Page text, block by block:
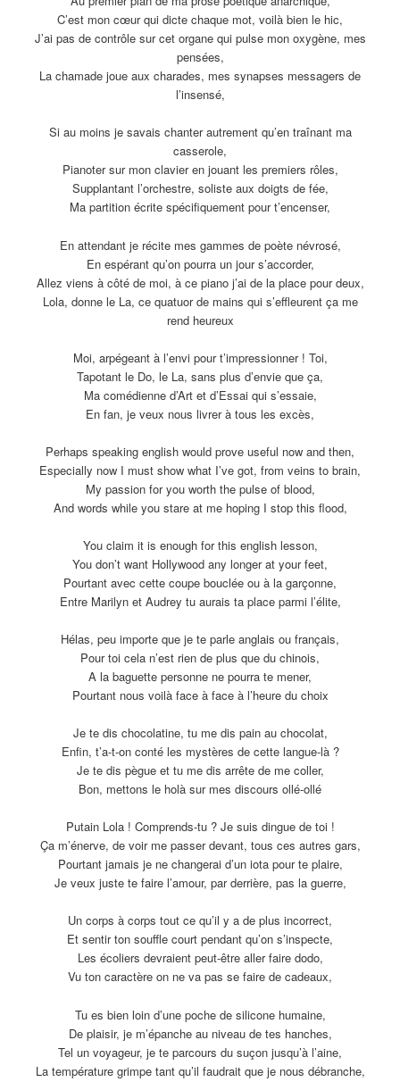
C’est mon cœur qui dicte chaque mot, voilà bien le hic,
J’ai pas de contrôle sur cet organe qui pulse mon oxygène, mes
pensées,
La chamade joue aux charades, mes synapses messagers de
l’insensé,
Si au moins je savais chanter autrement qu’en traînant ma
casserole,
Pianoter sur mon clavier en jouant les premiers rôles,
Supplantant l’orchestre, soliste aux doigts de fée,
Ma partition écrite spécifiquement pour t’encenser,
En attendant je récite mes gammes de poète névrosé,
En espérant qu’on pourra un jour s’accorder,
Allez viens à côté de moi, à ce piano j’ai de la place pour deux,
Lola, donne le La, ce quatuor de mains qui s’effleurent ça me
rend heureux
Moi, arpégeant à l’envi pour t’impressionner ! Toi,
Tapotant le Do, le La, sans plus d’envie que ça,
Ma comédienne d’Art et d’Essai qui s’essaie,
En fan, je veux nous livrer à tous les excès,
Perhaps speaking english would prove useful now and then,
Especially now I must show what I’ve got, from veins to brain,
My passion for you worth the pulse of blood,
And words while you stare at me hoping I stop this flood,
You claim it is enough for this english lesson,
You don’t want Hollywood any longer at your feet,
Pourtant avec cette coupe bouclée ou à la garçonne,
Entre Marilyn et Audrey tu aurais ta place parmi l’élite,
Hélas, peu importe que je te parle anglais ou français,
Pour toi cela n’est rien de plus que du chinois,
A la baguette personne ne pourra te mener,
Pourtant nous voilà face à face à l’heure du choix
Je te dis chocolatine, tu me dis pain au chocolat,
Enfin, t’a-t-on conté les mystères de cette langue-là ?
Je te dis pègue et tu me dis arrête de me coller,
Bon, mettons le holà sur mes discours ollé-ollé
Putain Lola ! Comprends-tu ? Je suis dingue de toi !
Ça m’énerve, de voir me passer devant, tous ces autres gars,
Pourtant jamais je ne changerai d’un iota pour te plaire,
Je veux juste te faire l’amour, par derrière, pas la guerre,
Un corps à corps tout ce qu’il y a de plus incorrect,
Et sentir ton souffle court pendant qu’on s’inspecte,
Les écoliers devraient peut-être aller faire dodo,
Vu ton caractère on ne va pas se faire de cadeaux,
Tu es bien loin d’une poche de silicone humaine,
De plaisir, je m’épanche au niveau de tes hanches,
Tel un voyageur, je te parcours du suçon jusqu’à l’aine,
La température grimpe tant qu’il faudrait que je nous débranche,